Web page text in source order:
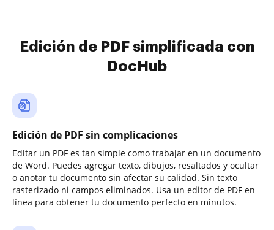
Edición de PDF simplificada con
DocHub
Edición de PDF sin complicaciones
Editar un PDF es tan simple como trabajar en un documento
de Word. Puedes agregar texto, dibujos, resaltados y ocultar
o anotar tu documento sin afectar su calidad. Sin texto
rasterizado ni campos eliminados. Usa un editor de PDF en
línea para obtener tu documento perfecto en minutos.